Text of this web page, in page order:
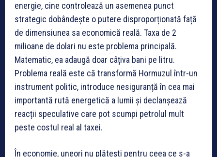
energie, cine controlează un asemenea punct
strategic dobândește o putere disproporționată față
de dimensiunea sa economică reală. Taxa de 2
milioane de dolari nu este problema principală.
Matematic, ea adaugă doar câțiva bani pe litru.
Problema reală este că transformă Hormuzul într-un
instrument politic, introduce nesiguranță în cea mai
importantă rută energetică a lumii și declanșează
reacții speculative care pot scumpi petrolul mult
peste costul real al taxei.
În economie, uneori nu plătești pentru ceea ce s-a